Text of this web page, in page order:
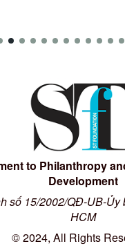
to Philanthropy
Development
số 15/2002/QĐ-UB-Ủy
HCM
© 2024, All Rights